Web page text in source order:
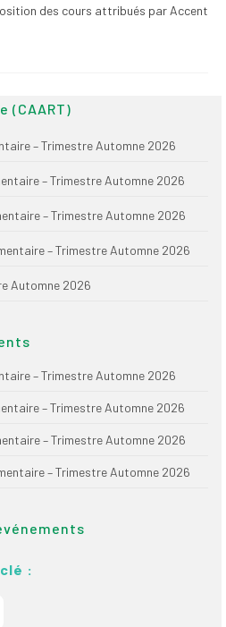
Statuts et
Outils de visibilité
Signature – Courriel –
valorisation
Signature – Fond
notre valorisation
Signature – Courriel
Publications
SPPEUQAM
Communiqués
et Bilans
des cours attribués par Accent
(CAART)
– Trimestre Automne 2026
– Trimestre Automne 2026
– Trimestre Automne 2026
– Trimestre Automne 2026
Automne 2026
– Trimestre Automne 2026
– Trimestre Automne 2026
– Trimestre Automne 2026
– Trimestre Automne 2026
: